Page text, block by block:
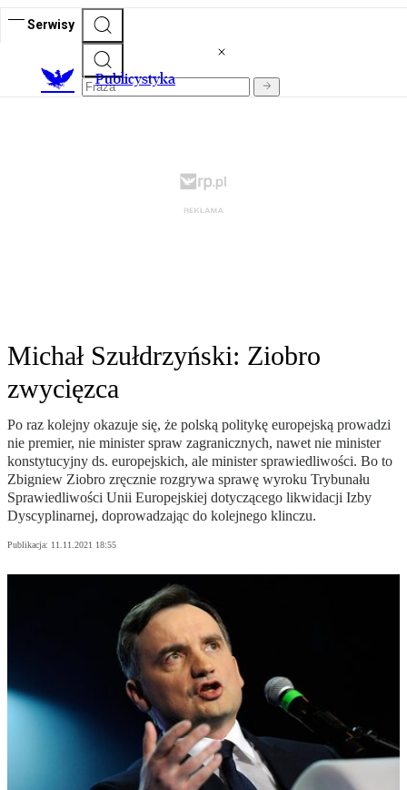
Serwisy
Publicystyka
Michał Szułdrzyński: Ziobro
zwycięzca
Po raz kolejny okazuje się, że polską politykę europejską prowadzi
nie premier, nie minister spraw zagranicznych, nawet nie minister
konstytucyjny ds. europejskich, ale minister sprawiedliwości. Bo to
Zbigniew Ziobro zręcznie rozgrywa sprawę wyroku Trybunału
Sprawiedliwości Unii Europejskiej dotyczącego likwidacji Izby
Dyscyplinarnej, doprowadzając do kolejnego klinczu.
Publikacja: 11.11.2021 18:55